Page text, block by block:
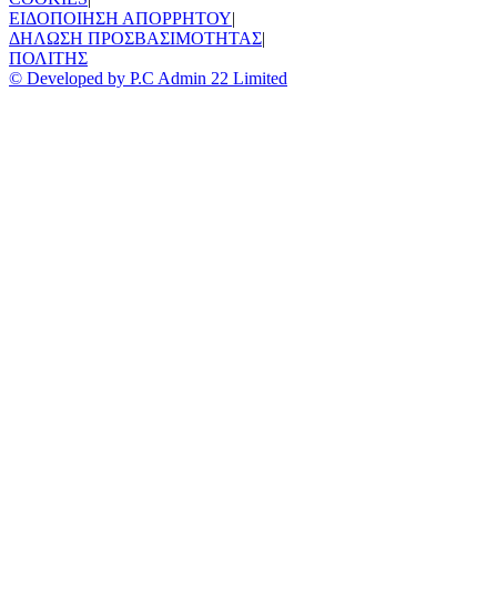
ΕΙΔΟΠΟΙΗΣΗ ΑΠΟΡΡΗΤΟΥ|
ΔΗΛΩΣΗ ΠΡΟΣΒΑΣΙΜΟΤΗΤΑΣ|
ΠΟΛΙΤΗΣ
© Developed by P.C Admin 22 Limited